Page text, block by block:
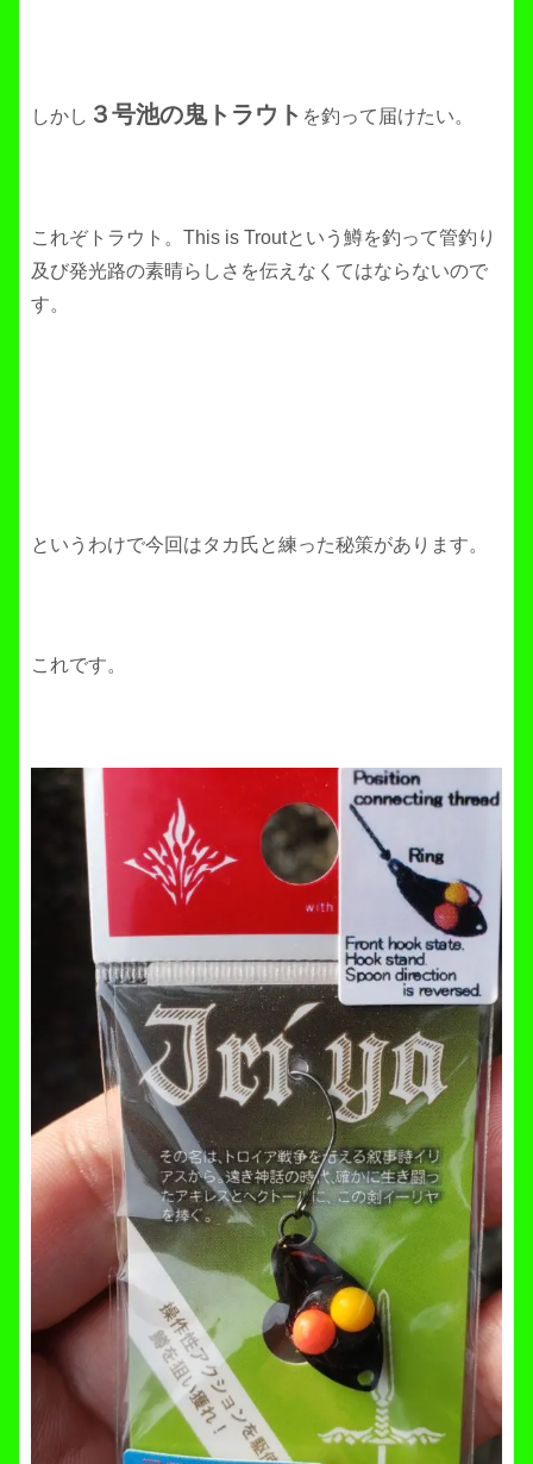
しかし ３号池の鬼トラウト を釣って届けたい。
これぞトラウト。This is Troutという鱒を釣って管釣り
及び発光路の素晴らしさを伝えなくてはならないので
す。
というわけで今回はタカ氏と練った秘策があります。
これです。